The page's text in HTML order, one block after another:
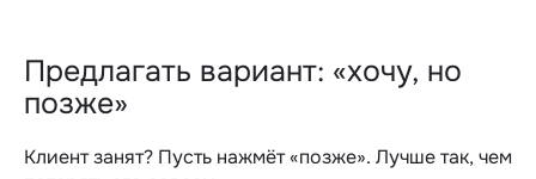
Предлагать вариант: «хочу, но
позже»
Клиент занят? Пусть нажмёт «позже». Лучше так, чем